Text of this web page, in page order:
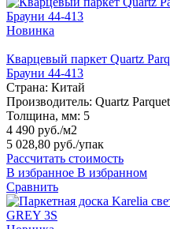
Новинка
Кварцевый паркет Quartz
Брауни 44-413
Страна: Китай
Производитель: Quartz Parquet
Толщина, мм: 5
4 490 руб./м2
5 028,80 руб./упак
Рассчитать стоимость
В избранное В избранном
Сравнить